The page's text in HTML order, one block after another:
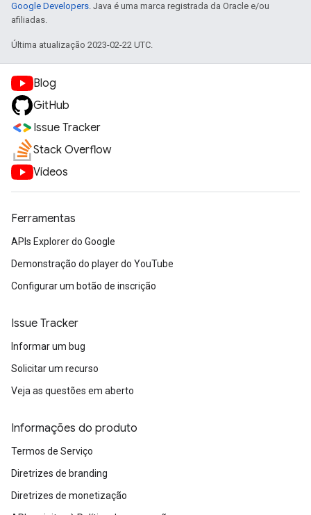
Google Developers. Java é uma marca registrada da Oracle e/ou
afiliadas.
Última atualização 2023-02-22 UTC.
Blog
GitHub
Issue Tracker
Stack Overflow
Vídeos
Ferramentas
APIs Explorer do Google
Demonstração do player do YouTube
Configurar um botão de inscrição
Issue Tracker
Informar um bug
Solicitar um recurso
Veja as questões em aberto
Informações do produto
Termos de Serviço
Diretrizes de branding
Diretrizes de monetização